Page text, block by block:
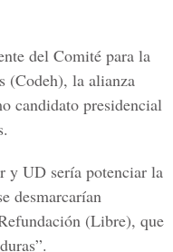
del Comité para la
(Codeh), la alianza
candidato presidencial
y UD sería potenciar la
desmarcarían
(Libre), que